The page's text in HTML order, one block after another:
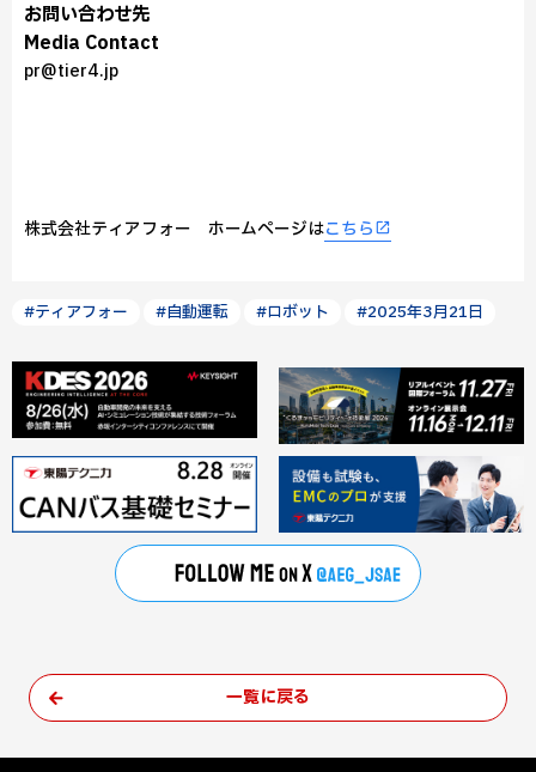
お問い合わせ先
Media Contact
pr@tier4.jp
株式会社ティアフォー ホームページはこちら
#ティアフォー #自動運転 #ロボット #2025年3月21日
一覧に戻る